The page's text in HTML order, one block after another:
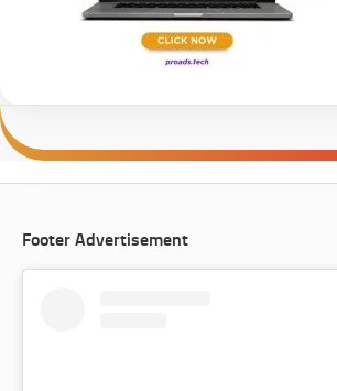
Footer Advertisement